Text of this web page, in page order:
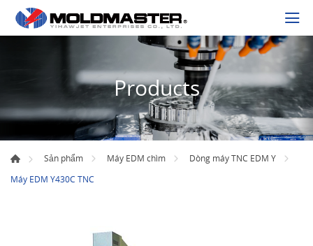
Products
Sản phẩm Máy EDM chìm
Dòng máy TNC EDM Y
Máy EDM Y430C TNC